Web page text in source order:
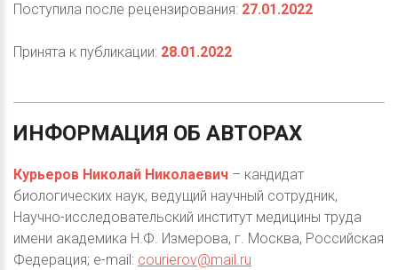
Поступила после рецензирования: 27.01.2022
Принята к публикации: 28.01.2022
ИНФОРМАЦИЯ ОБ АВТОРАХ
Курьеров Николай Николаевич – кандидат
биологических наук, ведущий научный сотрудник,
Научно-исследовательский институт медицины труда
имени академика Н.Ф. Измерова, г. Москва, Российская
Федерация; e-mail: courierov@mail.ru